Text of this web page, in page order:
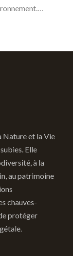
Nature et la Vie
Elle
à la
au patrimoine
chauves-
protéger